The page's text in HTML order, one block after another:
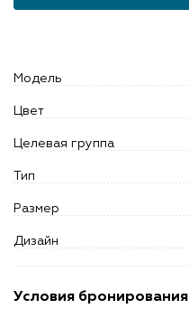
Условия бронирования
Модель
Цвет
Целевая группа
Тип
Размер
Дизайн